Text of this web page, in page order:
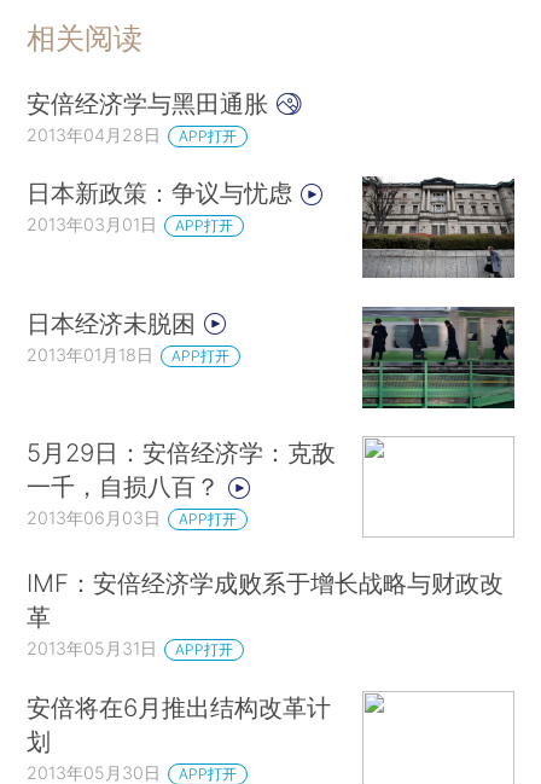
相关阅读
安倍经济学与黑田通胀
2013年04月28日 APP打开
日本新政策：争议与忧虑
2013年03月01日 APP打开
日本经济未脱困
2013年01月18日 APP打开
5月29日：安倍经济学：克敌
一千，自损八百？
2013年06月03日 APP打开
IMF：安倍经济学成败系于增长战略与财政改
革
2013年05月31日 APP打开
安倍将在6月推出结构改革计
划
2013年05月30日 APP打开